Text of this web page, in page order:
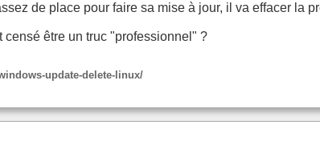
de place pour faire sa mise à jour, il va effacer la
être un truc "professionnel" ?
update-delete-linux/